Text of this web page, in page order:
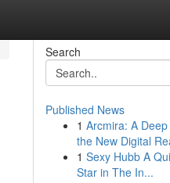
Search
Published News
1 Arcmira: A
the New Digital
1 Sexy Hubb A
Star in The In...